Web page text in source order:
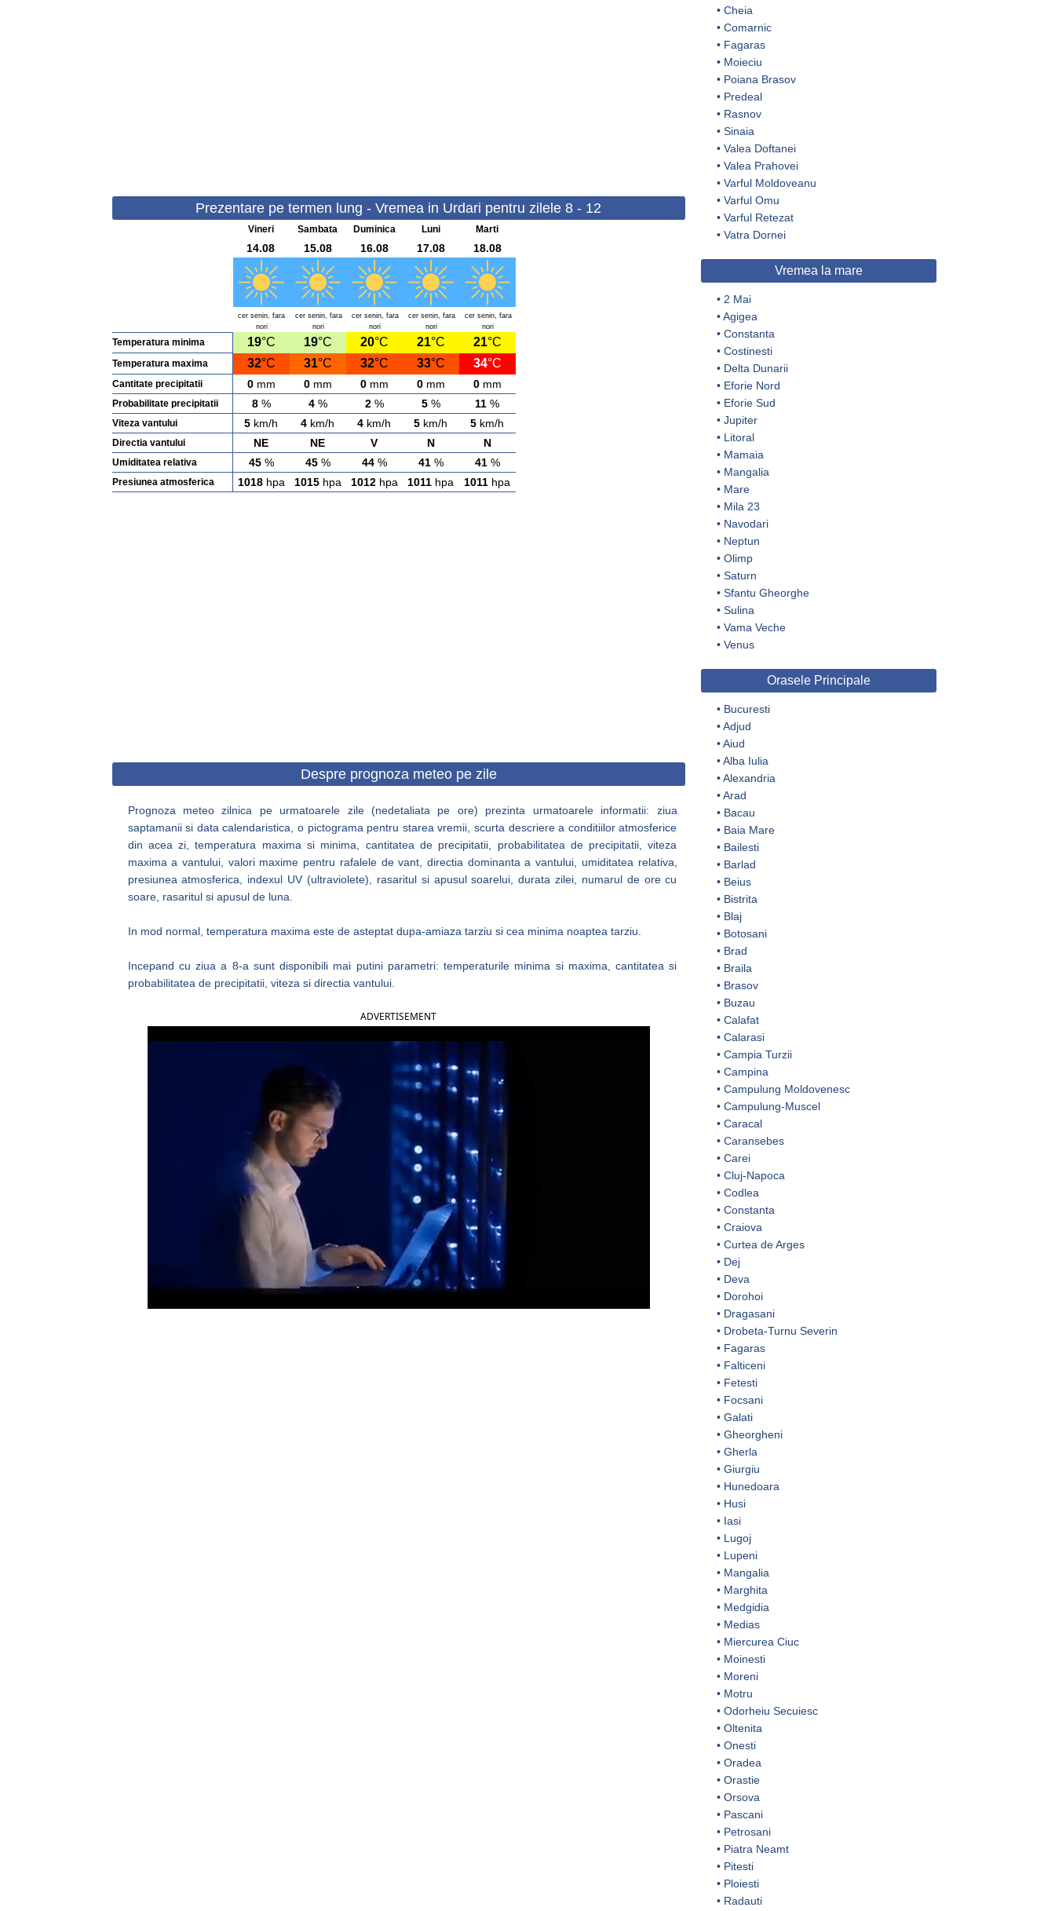
Prezentare pe termen lung - Vremea in Urdari pentru zilele 8 - 12
Vineri Sambata Duminica Luni Marti
14.08 15.08 16.08 17.08 18.08
cer senin, fara
nori
cer senin, fara
nori
cer senin, fara
nori
cer senin, fara
nori
cer senin, fara
nori
Temperatura minima 19°C 19°C 20°C 21°C 21°C
Temperatura maxima 32°C 31°C 32°C 33°C 34°C
Cantitate precipitatii 0mm 0mm 0mm 0mm 0mm
Probabilitate precipitatii 8% 4% 2% 5% 11 %
Viteza vantului 5 km/h 4 km/h 4 km/h 5 km/h 5 km/h
Directia vantului NE NE V N N
Umiditatea relativa 45% 45% 44% 41% 41%
Presiunea atmosferica 1018hpa 1015hpa 1012hpa 1011 hpa 1011 hpa
Despre prognoza meteo pe zile
Prognoza meteo zilnica pe urmatoarele zile (nedetaliata pe ore) prezinta urmatoarele informatii: ziua
saptamanii si data calendaristica, o pictograma pentru starea vremii, scurta descriere a conditiilor atmosferice
din acea zi, temperatura maxima si minima, cantitatea de precipitatii, probabilitatea de precipitatii, viteza
maxima a vantului, valori maxime pentru rafalele de vant, directia dominanta a vantului, umiditatea relativa,
presiunea atmosferica, indexul UV (ultraviolete), rasaritul si apusul soarelui, durata zilei, numarul de ore cu
soare, rasaritul si apusul de luna.
In mod normal, temperatura maxima este de asteptat dupa-amiaza tarziu si cea minima noaptea tarziu.
Incepand cu ziua a 8-a sunt disponibili mai putini parametri: temperaturile minima si maxima, cantitatea si
probabilitatea de precipitatii, viteza si directia vantului.
ADVERTISEMENT
• Cheia
• Comarnic
• Fagaras
• Moieciu
• Poiana Brasov
• Predeal
• Rasnov
• Sinaia
• Valea Doftanei
• Valea Prahovei
• Varful Moldoveanu
• Varful Omu
• Varful Retezat
• Vatra Dornei
Vremea la mare
• 2 Mai
•Agigea
• Constanta
• Costinesti
• Delta Dunarii
• Eforie Nord
• Eforie Sud
• Jupiter
• Litoral
• Mamaia
• Mangalia
• Mare
• Mila 23
• Navodari
• Neptun
• Olimp
• Saturn
• Sfantu Gheorghe
• Sulina
• Vama Veche
• Venus
Orasele Principale
• Bucuresti
•Adjud
•Aiud
•Alba Iulia
•Alexandria
•Arad
• Bacau
• Baia Mare
• Bailesti
• Barlad
• Beius
• Bistrita
• Blaj
• Botosani
• Brad
• Braila
• Brasov
• Buzau
• Calafat
• Calarasi
• Campia Turzii
• Campina
• Campulung Moldovenesc
• Campulung-Muscel
• Caracal
• Caransebes
• Carei
• Cluj-Napoca
• Codlea
• Constanta
• Craiova
• Curtea de Arges
• Dej
• Deva
• Dorohoi
• Dragasani
• Drobeta-Turnu Severin
• Fagaras
• Falticeni
• Fetesti
• Focsani
• Galati
• Gheorgheni
• Gherla
• Giurgiu
• Hunedoara
• Husi
• Iasi
• Lugoj
• Lupeni
• Mangalia
• Marghita
• Medgidia
• Medias
• Miercurea Ciuc
• Moinesti
• Moreni
• Motru
• Odorheiu Secuiesc
• Oltenita
• Onesti
• Oradea
• Orastie
• Orsova
• Pascani
• Petrosani
• Piatra Neamt
• Pitesti
• Ploiesti
• Radauti